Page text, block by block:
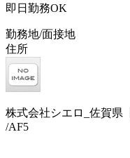
即日勤務OK
勤務地/面接地
住所
株式会社シエロ_佐賀県
/AF5